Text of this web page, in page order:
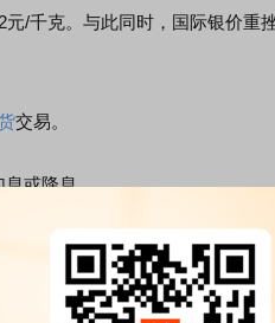
/千克。与此同时，国际银价重
交易。
息或降息。
学家会议上发表公开观点。作为
拥有永久投票权，被视作美联储“